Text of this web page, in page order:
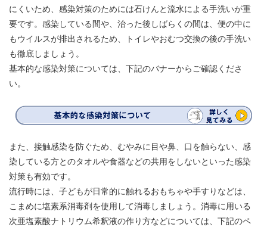
にくいため、感染対策のためには石けんと流水による手洗いが重
要です。感染している間や、治った後しばらくの間は、便の中に
もウイルスが排出されるため、トイレやおむつ交換の後の手洗い
も徹底しましょう。
基本的な感染対策については、下記のバナーからご確認くださ
い。
また、接触感染を防ぐため、むやみに目や鼻、口を触らない、感
染している方とのタオルや食器などの共用をしないといった感染
対策も有効です。
流行時には、子どもが日常的に触れるおもちゃや手すりなどは、
こまめに塩素系消毒剤を使用して消毒しましょう。消毒に用いる
次亜塩素酸ナトリウム希釈液の作り方などについては、下記のペ